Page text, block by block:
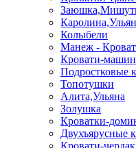
Колыбели
Манеж -
Кровати-
Подростковые
Топотушки
Алита,Ульяна
Золушка
Кроватки-
Двухъярусные
Кровати-